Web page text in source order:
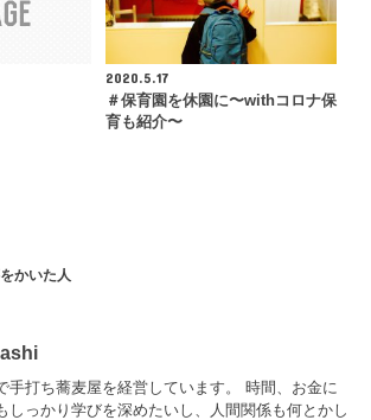
2020.5.17
＃保育園を休園に〜withコロナ保
育も紹介〜
かいた人
手打ち蕎麦屋を経営しています。 時間、お金に
しっかり学びを深めたいし、人間関係も何とかし